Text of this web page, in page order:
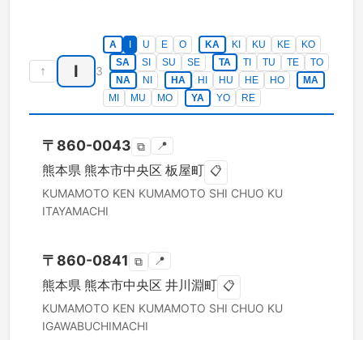
↑ I 3
A U E O KA KI KU KE
KO
SA
SI SU SE TA TI TU TE
TO
NA
NI HA HI HU HE HO
MA
MI
MU MO YA YO RE
〒 860-0043 ⧉ 📍
熊本県 熊本市中央区 板屋町 📋
KUMAMOTO KEN KUMAMOTO SHI CHUO KU
ITAYAMACHI
〒 860-0841 ⧉ 📍
熊本県 熊本市中央区 井川淵町 📋
KUMAMOTO KEN KUMAMOTO SHI CHUO KU
IGAWABUCHIMACHI